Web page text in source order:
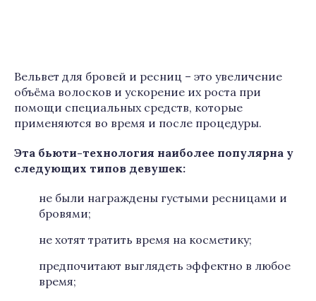
Вельвет для бровей и ресниц – это увеличение
объёма волосков и ускорение их роста при
помощи специальных средств, которые
применяются во время и после процедуры.
Эта бьюти-технология наиболее популярна у
следующих типов девушек:
не были награждены густыми ресницами и
бровями;
не хотят тратить время на косметику;
предпочитают выглядеть эффектно в любое
время;